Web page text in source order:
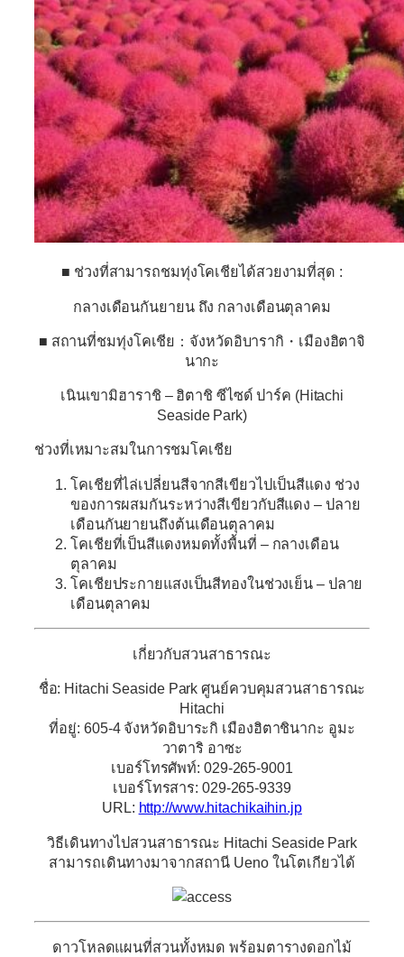
■ ช่วงที่สามารถชมทุ่งโคเชียได้สวยงามที่สุด :
กลางเดือนกันยายน ถึง กลางเดือนตุลาคม
■ สถานที่ชมทุ่งโคเชีย：จังหวัดอิบารากิ・เมืองฮิตาจิ
นากะ
เนินเขามิฮาราชิ – ฮิตาชิ ซีไซด์ ปาร์ค (Hitachi
Seaside Park)
ช่วงที่เหมาะสมในการชมโคเชีย
โคเชียที่ไล่เปลี่ยนสีจากสีเขียวไปเป็นสีแดง ช่วง
ของการผสมกันระหว่างสีเขียวกับสีแดง – ปลาย
เดือนกันยายนถึงต้นเดือนตุลาคม
โคเชียที่เป็นสีแดงหมดทั้งพื้นที่ – กลางเดือน
ตุลาคม
โคเชียประกายแสงเป็นสีทองในช่วงเย็น – ปลาย
เดือนตุลาคม
เกี่ยวกับสวนสาธารณะ
ชื่อ: Hitachi Seaside Park ศูนย์ควบคุมสวนสาธารณะ
Hitachi
ที่อยู่: 605-4 จังหวัดอิบาระกิ เมืองฮิตาชินากะ อูมะ
วาตาริ อาซะ
เบอร์โทรศัพท์: 029-265-9001
เบอร์โทรสาร: 029-265-9339
URL: http://www.hitachikaihin.jp
วิธีเดินทางไปสวนสาธารณะ Hitachi Seaside Park
สามารถเดินทางมาจากสถานี Ueno ในโตเกียวได้
ดาวโหลดแผนที่สวนทั้งหมด พร้อมตารางดอกไม้